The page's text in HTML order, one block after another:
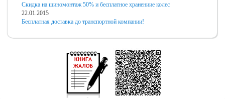
Скидка на шиномонтаж 50% и бесплатное хранениие колес
22.01.2015
Бесплатная доставка до транспортной компании!